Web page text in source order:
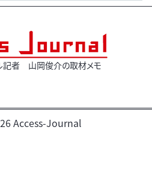
記者 山岡俊介の取材メモ
Access-Journal